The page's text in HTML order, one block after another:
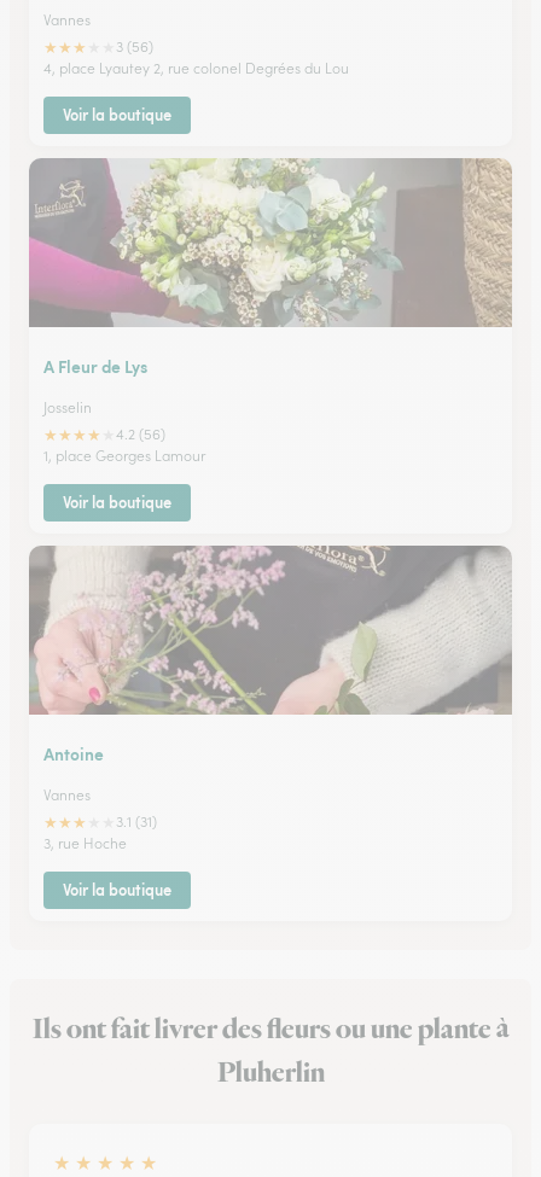
Vannes
★★★
3 (56)
4, place Lyautey 2, rue colonel Degrées du Lou
Voir la boutique
A Fleur de Lys
Josselin
★★★★
4.2 (56)
1, place Georges Lamour
Voir la boutique
Antoine
Vannes
★★★
3.1 (31)
3, rue Hoche
Voir la boutique
Ils ont fait livrer des fleurs ou une plante à
Pluherlin
★ ★ ★ ★ ★